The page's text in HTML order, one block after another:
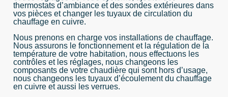
thermostats d’ambiance et des sondes extérieures dans
vos pièces et changer les tuyaux de circulation du
chauffage en cuivre.
Nous prenons en charge vos installations de chauffage.
Nous assurons le fonctionnement et la régulation de la
température de votre habitation, nous effectuons les
contrôles et les réglages, nous changeons les
composants de votre chaudière qui sont hors d’usage,
nous changeons les tuyaux d’écoulement du chauffage
en cuivre et aussi les verrues.